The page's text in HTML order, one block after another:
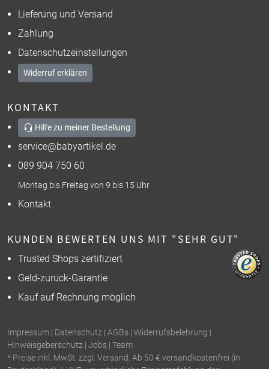
Lieferung und Versand
Zahlung
Datenschutzeinstellungen
Widerruf erklären
KONTAKT
Hilfe zu meiner Bestellung
service@babyartikel.de
089 904 750 60
Montag bis Freitag von 9 bis 15 Uhr
Kontakt
KUNDEN BEWERTEN UNS MIT "SEHR GUT"
Trusted Shops zertifiziert
Geld-zurück-Garantie
Kauf auf Rechnung möglich
Impressum | Datenschutz | AGBs | Widerrufsbelehrung |
Hinweisgeberschutz | Jobs | Team
* Preise inkl. MwSt. zzgl. Versand. Ab 50 € versandkostenfrei (in